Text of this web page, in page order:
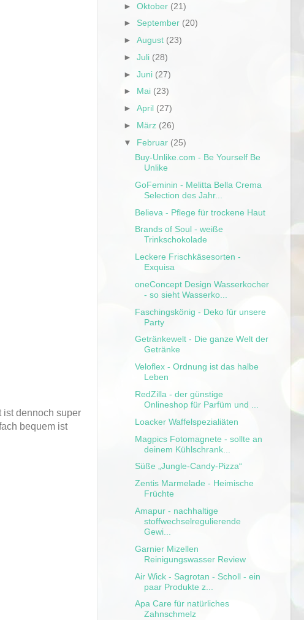
ist dennoch super
bequem ist
►Oktober (21)
► September (20)
►August (23)
►Juli (28)
►Juni (27)
► Mai (23)
►April (27)
► März (26)
▼ Februar (25)
Buy-Unlike.com - Be Yourself Be
Unlike
GoFeminin - Melitta Bella Crema
Selection des Jahr...
Believa - Pflege für trockene Haut
Brands of Soul - weiße
Trinkschokolade
Leckere Frischkäsesorten -
Exquisa
oneConcept Design Wasserkocher
- so sieht Wasserko...
Faschingskönig - Deko für unsere
Party
Getränkewelt - Die ganze Welt der
Getränke
Veloflex - Ordnung ist das halbe
Leben
RedZilla - der günstige
Onlineshop für Parfüm und ...
Loacker Waffelspezialiäten
Magpics Fotomagnete - sollte an
deinem Kühlschrank...
Süße „Jungle-Candy-Pizza“
Zentis Marmelade - Heimische
Früchte
Amapur - nachhaltige
stoffwechselregulierende
Gewi...
Garnier Mizellen
Reinigungswasser Review
Air Wick - Sagrotan - Scholl - ein
paar Produkte z...
Apa Care für natürliches
Zahnschmelz